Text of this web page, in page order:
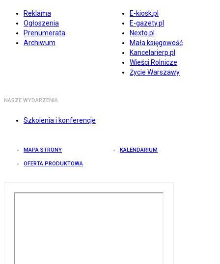
Reklama
Ogłoszenia
Prenumerata
Archiwum
E-kiosk.pl
E-gazety.pl
Nexto.pl
Mała księgowość
Kancelarierp.pl
Wieści Rolnicze
Życie Warszawy
NASZE WYDARZENIA
Szkolenia i konferencje
MAPA STRONY KALENDARIUM
OFERTA PRODUKTOWA